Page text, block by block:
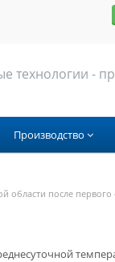
технологии -
Производство
области после